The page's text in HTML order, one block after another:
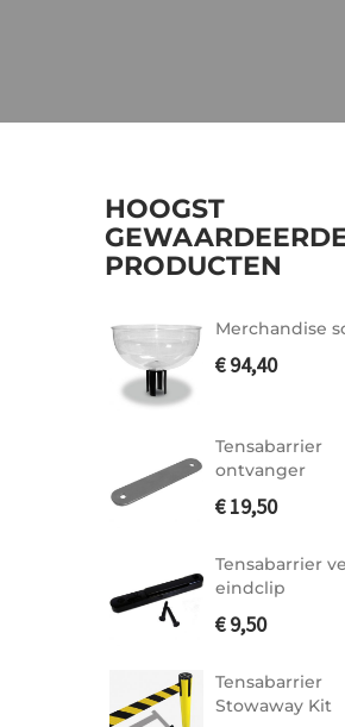
HOOGST
PRODUCTEN
Merchandise
€94,40
Tensabarrier
ontvanger
€19,50
Tensabarrier
eindclip
€9,50
Tensabarrier
Stowaway Kit